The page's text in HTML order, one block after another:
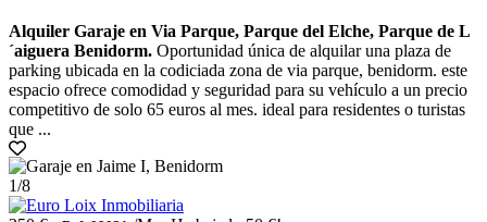
Alquiler Garaje en Via Parque, Parque del Elche, Parque de L
´aiguera Benidorm. Oportunidad única de alquilar una plaza de
parking ubicada en la codiciada zona de via parque, benidorm. este
espacio ofrece comodidad y seguridad para su vehículo a un precio
competitivo de solo 65 euros al mes. ideal para residentes o turistas
que ...
1/8